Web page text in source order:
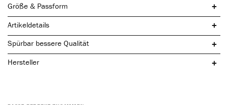
Größe & Passform
Artikeldetails
Spürbar bessere Qualität
Hersteller